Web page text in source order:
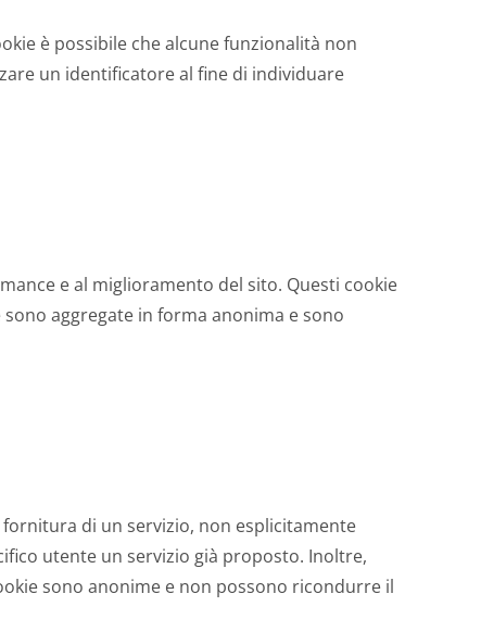
è possibile che alcune funzionalità non
un identificatore al fine di individuare
e al miglioramento del sito. Questi cookie
aggregate in forma anonima e sono
di un servizio, non esplicitamente
utente un servizio già proposto. Inoltre,
sono anonime e non possono ricondurre il